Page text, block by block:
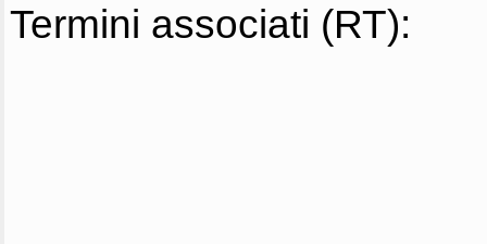
Termini associati (RT):